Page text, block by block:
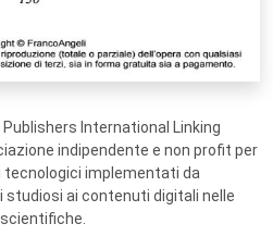
International Linking
indipendente e non profit per
implementati da
studiosi ai contenuti digitali nelle